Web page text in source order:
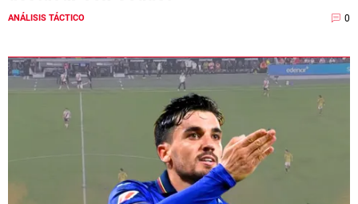
ANÁLISIS TÁCTICO 0